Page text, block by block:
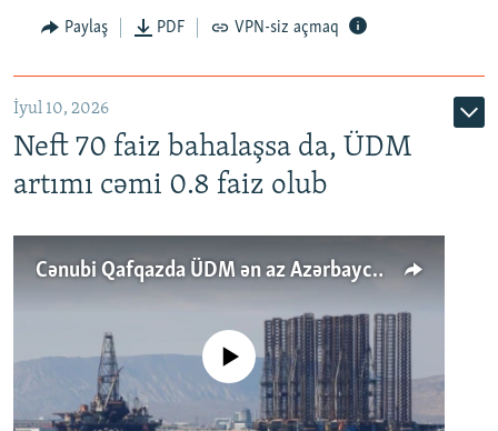
Paylaş PDF VPN-siz açmaq
İyul 10, 2026
Neft 70 faiz bahalaşsa da, ÜDM
artımı cəmi 0.8 faiz olub
Cənubi Qafqazda ÜDM ən az Azərbaycanda artır: Qonşuları niyə Bakını qabaqlaya bilir?
No media source currently available